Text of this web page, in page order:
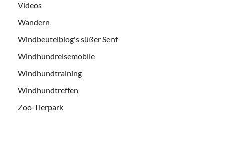
Videos
Wandern
Windbeutelblog's süßer Senf
Windhundreisemobile
Windhundtraining
Windhundtreffen
Zoo-Tierpark